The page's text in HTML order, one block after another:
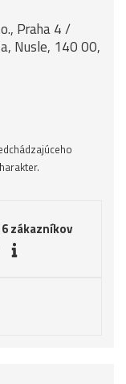
Praha 4 /
Nusle, 140 00,
6zákazníkov